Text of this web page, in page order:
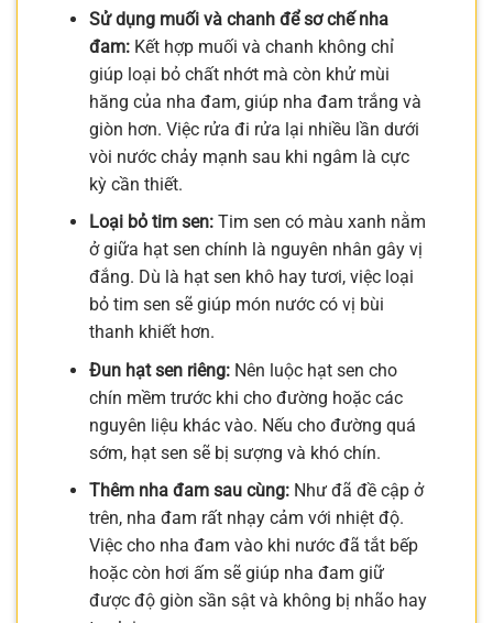
Sử dụng muối và chanh để sơ chế nha
đam:Kết hợp muối và chanh không chỉ
giúp loại bỏ chất nhớt mà còn khử mùi
hăng của nha đam, giúp nha đam trắng và
giòn hơn. Việc rửa đi rửa lại nhiều lần dưới
vòi nước chảy mạnh sau khi ngâm là cực
kỳ cần thiết.
Loại bỏ tim sen:Tim sen có màu xanh nằm
ở giữa hạt sen chính là nguyên nhân gây vị
đắng. Dù là hạt sen khô hay tươi, việc loại
bỏ tim sen sẽ giúp món nước có vị bùi
thanh khiết hơn.
Đun hạt sen riêng:Nên luộc hạt sen cho
chín mềm trước khi cho đường hoặc các
nguyên liệu khác vào. Nếu cho đường quá
sớm, hạt sen sẽ bị sượng và khó chín.
Thêm nha đam sau cùng:Như đã đề cập ở
trên, nha đam rất nhạy cảm với nhiệt độ.
Việc cho nha đam vào khi nước đã tắt bếp
hoặc còn hơi ấm sẽ giúp nha đam giữ
được độ giòn sần sật và không bị nhão hay